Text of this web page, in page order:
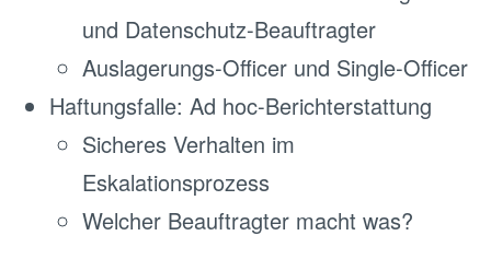
und Datenschutz-Beauftragter
Auslagerungs-Officer und Single-Officer
Haftungsfalle: Ad hoc-Berichterstattung
Sicheres Verhalten im
Eskalationsprozess
Welcher Beauftragter macht was?